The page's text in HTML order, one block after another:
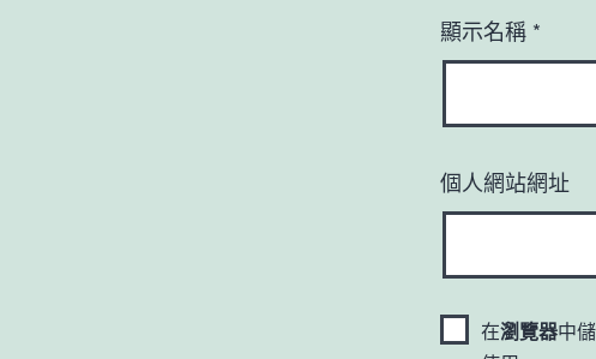
顯示名稱 *
個人網站網址
在瀏覽器中